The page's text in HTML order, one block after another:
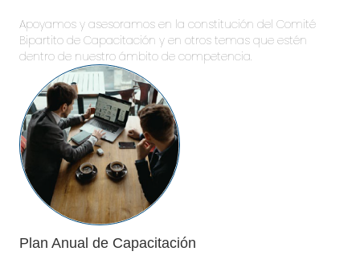
Apoyamos y asesoramos en la constitución del Comité
Bipartito de Capacitación y en otros temas que estén
dentro de nuestro ámbito de competencia.
Plan Anual de Capacitación